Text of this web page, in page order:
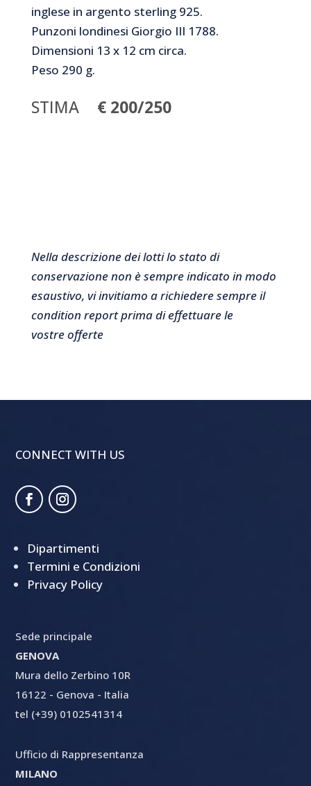
inglese in argento sterling 925.
Punzoni londinesi Giorgio III 1788.
Dimensioni 13 x 12 cm circa.
Peso 290 g.
STIMA € 200/250
Nella descrizione dei lotti lo stato di
conservazione non è sempre indicato in modo
esaustivo, vi invitiamo a richiedere sempre il
condition report prima di effettuare le
vostre offerte
CONNECT WITH US
Dipartimenti
Termini e Condizioni
Privacy Policy
Sede principale
GENOVA
Mura dello Zerbino 10R
16122 - Genova - Italia
tel (+39) 0102541314
Ufficio di Rappresentanza
MILANO